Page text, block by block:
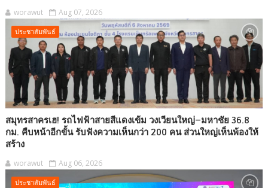
worawut Aug 07, 2026
ประชาสัมพันธ์
สมุทรสาครเฮ! รถไฟฟ้าสายสีแดงเข้ม วงเวียนใหญ่–มหาชัย 36.8
กม. คืบหน้าอีกขั้น รับฟังความเห็นกว่า 200 คน ส่วนใหญ่เห็นพ้องให้
สร้าง
worawut Aug 06, 2026
ประชาสัมพันธ์